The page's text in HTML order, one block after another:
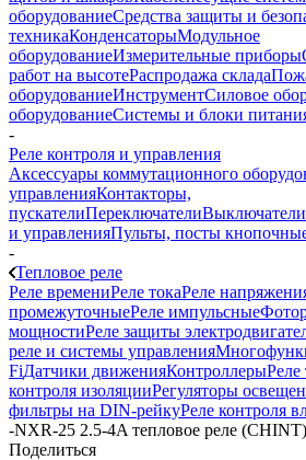
оборудованиеСредства защиты и
техникаКонденсаторыМодульное
оборудованиеИзмерительные приборы
работ на высотеРаспродажа склада
оборудованиеИнструментСиловое
оборудованиеСистемы и блоки
-
Реле контроля и управления
Аксессуары коммутационного
управленияКонтакторы,
пускателиПереключатели
и управленияПульты, посты
-
Тепловое реле
Реле времениРеле токаРеле
промежуточныеРеле импульсные
мощностиРеле защиты
реле и системы управления
FiДатчики движенияКонтроллерыРеле
контроля изоляцииРегуляторы
фильтры на DIN-рейкуРеле контроля
-NXR-25 2.5-4A тепловое реле (CHINT)
Поделиться